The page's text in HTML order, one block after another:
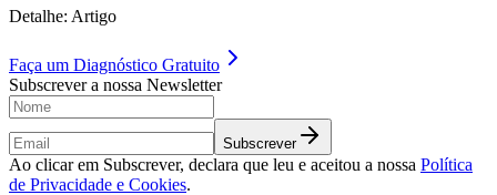
Detalhe: Artigo
Faça um Diagnóstico Gratuito
Subscrever a nossa Newsletter
Subscrever
Ao clicar em Subscrever, declara que leu e aceitou a nossa Política
de Privacidade e Cookies.